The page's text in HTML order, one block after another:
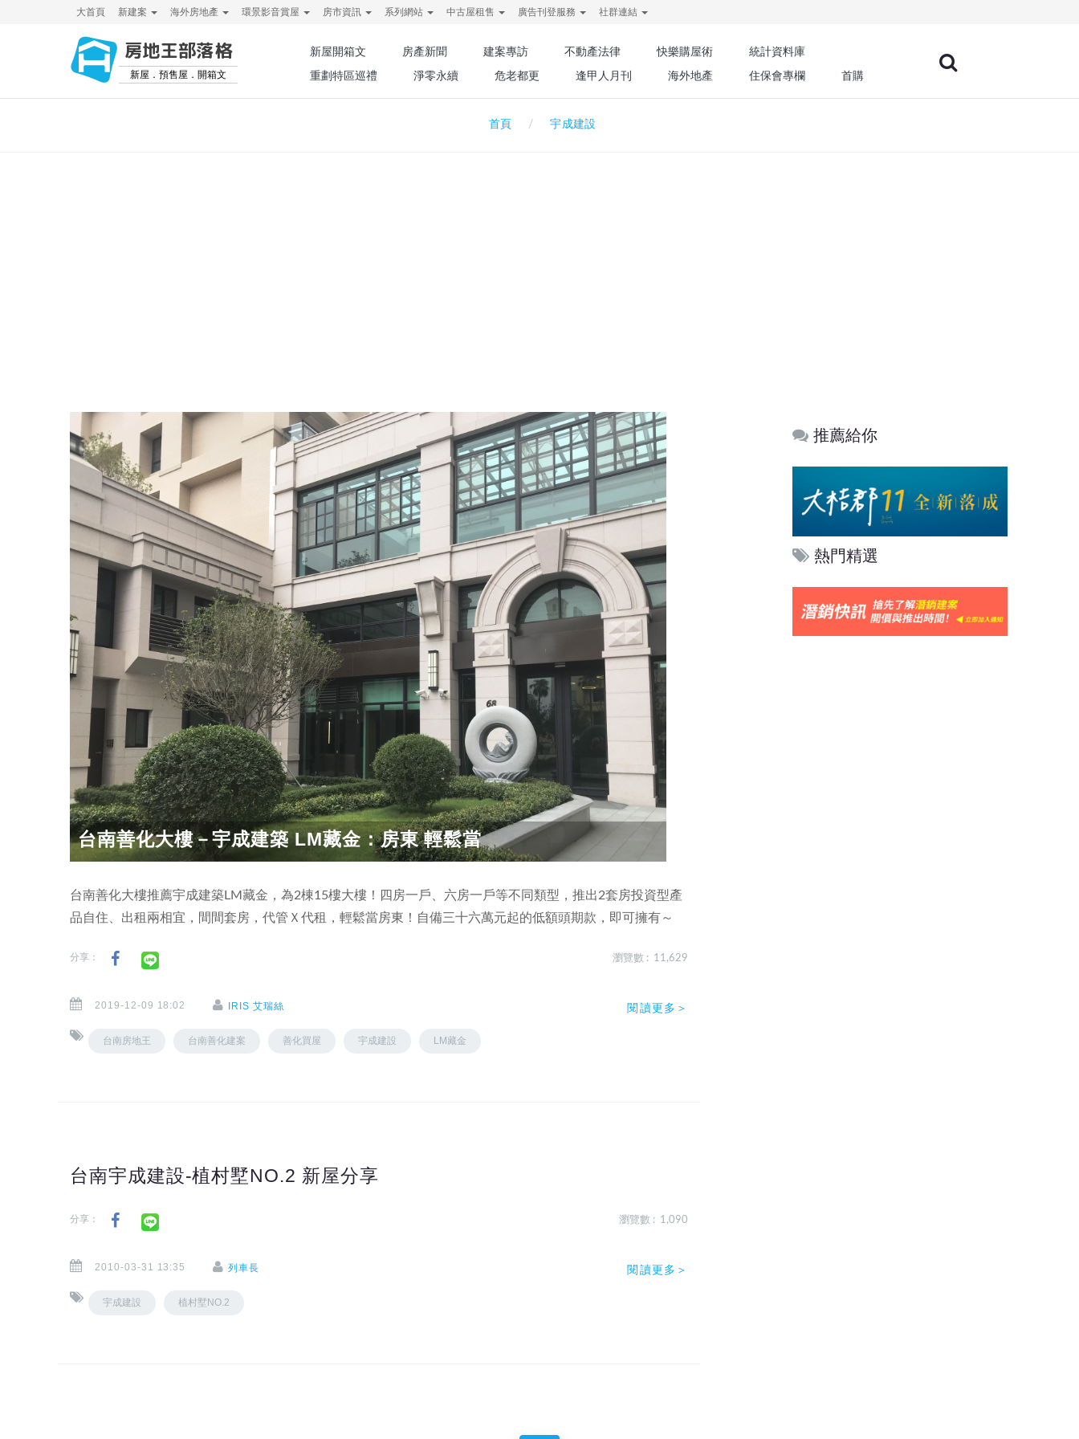
大首頁 新建案 海外房地產 環景影音賞屋 房市資訊 系列網站 中古屋租售 廣告刊登服務 社群連結
房地王部落格
新屋．預售屋．開箱文
新屋開箱文 房產新聞 建案專訪 不動產法律 快樂購屋術
統計資料庫
重劃特區巡禮
淨零永續 危老都更 逢甲人月刊 海外地產 住保會專欄 首購
首頁 宇成建設
台南善化大樓－宇成建築 LM藏金：房東 輕鬆當
台南善化大樓推薦宇成建築LM藏金，為2棟15樓大樓！四房一戶、六房一戶等不同類型，推出2套房投資型產
品自住、出租兩相宜，間間套房，代管Ｘ代租，輕鬆當房東！自備三十六萬元起的低額頭期款，即可擁有～
分享： 瀏覽數 : 11,629
2019-12-09 18:02 IRIS 艾瑞絲
台南房地王 台南善化建案 善化買屋 宇成建設 LM藏金
閱讀更多＞
台南宇成建設-植村墅NO.2 新屋分享
分享： 瀏覽數 : 1,090
2010-03-31 13:35 列車長
宇成建設 植村墅NO.2
閱讀更多＞
推薦給你
熱門精選